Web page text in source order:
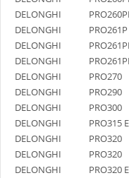
DELONGHI
DELONGHI
PRO261P
DELONGHI
DELONGHI
DELONGHI
PRO270
DELONGHI
PRO290
DELONGHI
PRO300
DELONGHI
PRO315
DELONGHI
PRO320
DELONGHI
PRO320
DELONGHI
PRO320